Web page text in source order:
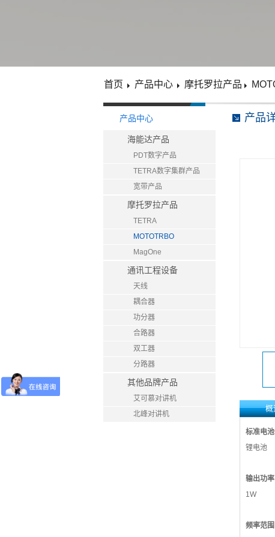
产品中心
海能达产品
PDT数字产品
TETRA数字集群产品
宽带产品
摩托罗拉产品
TETRA
MOTOTRBO
MagOne
通讯工程设备
天线
耦合器
功分器
合路器
双工器
分路器
其他品牌产品
艾可慕对讲机
北峰对讲机
产品
首页 产品中心 摩托罗拉产品
概
标准电
锂电池
输出功
1W
频率范围